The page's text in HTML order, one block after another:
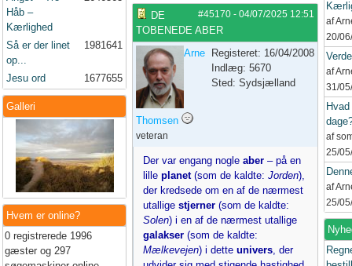
Håb –
Kærlighed
Så er der linet
op...
1981641
Jesu ord 1677655
Galleri
Hvem er online?
0 registrerede 1996
gæster og 297
#45170 - 04/07/2025 12:51
DE
TOBENEDE ABER
Arne
Thomsen
veteran
Registeret: 16/04/2008
Indlæg: 5670
Sted: Sydsjælland
Der var engang nogle aber – på en
lille planet(som de kaldte: Jorden),
der kredsede om en af de nærmest
utallige stjerner (som de kaldte:
Solen) i en af de nærmest utallige
galakser (som de kaldte:
Mælkevejen) i dette univers, der
af
20/
af
31/
af
25/
af
25/